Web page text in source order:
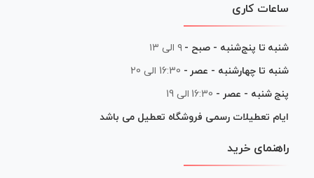
ساعات کاری
شنبه تا پنج‌شنبه - صبح - ۹ الی ۱۳
شنبه تا چهارشنبه - عصر - 16:30 الی 20
پنج شنبه - عصر - 16:30 الی 19
ایام تعطیلات رسمی فروشگاه تعطیل می باشد
راهنمای خرید